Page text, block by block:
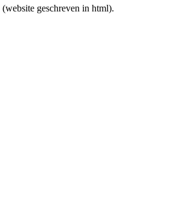
(website geschreven in html).